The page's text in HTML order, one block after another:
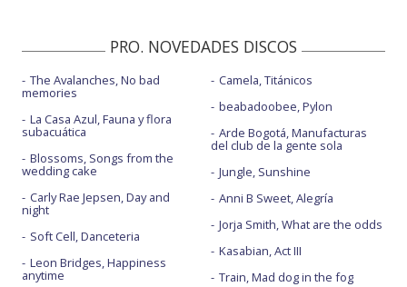
PRO. NOVEDADES DISCOS
The Avalanches, No bad
memories
La Casa Azul, Fauna y flora
subacuática
Blossoms, Songs from the
wedding cake
Carly Rae Jepsen, Day and
night
Soft Cell, Danceteria
Leon Bridges, Happiness
anytime
Camela, Titánicos
beabadoobee, Pylon
Arde Bogotá, Manufacturas
del club de la gente sola
Jungle, Sunshine
Anni B Sweet, Alegría
Jorja Smith, What are the odds
Kasabian, Act III
Train, Mad dog in the fog